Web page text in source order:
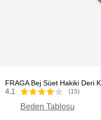
FRAGA Bej Süet Hakiki Deri
4.1 (15)
Beden Tablosu